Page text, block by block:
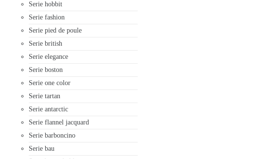
Serie hobbit
Serie fashion
Serie pied de poule
Serie british
Serie elegance
Serie boston
Serie one color
Serie tartan
Serie antarctic
Serie flannel jacquard
Serie barboncino
Serie bau